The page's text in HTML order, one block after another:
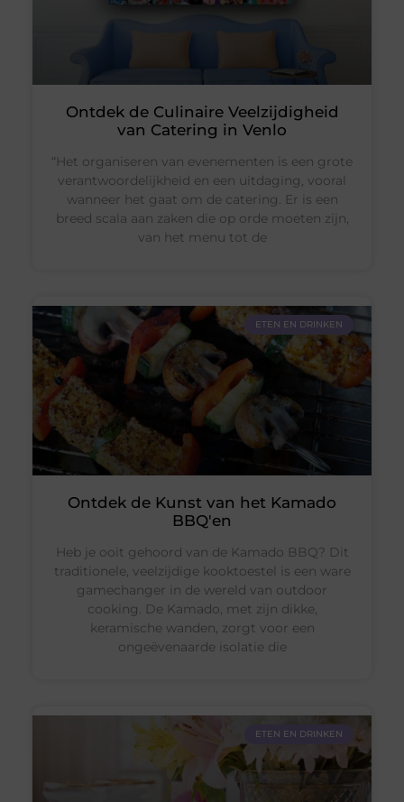
Ontdek de Culinaire Veelzijdigheid
van Catering in Venlo
“Het organiseren van evenementen is een grote
verantwoordelijkheid en een uitdaging, vooral
wanneer het gaat om de catering. Er is een
breed scala aan zaken die op orde moeten zijn,
van het menu tot de
ETEN EN DRINKEN
Ontdek de Kunst van het Kamado
BBQ'en
Heb je ooit gehoord van de Kamado BBQ? Dit
traditionele, veelzijdige kooktoestel is een ware
gamechanger in de wereld van outdoor
cooking. De Kamado, met zijn dikke,
keramische wanden, zorgt voor een
ongeëvenaarde isolatie die
ETEN EN DRINKEN